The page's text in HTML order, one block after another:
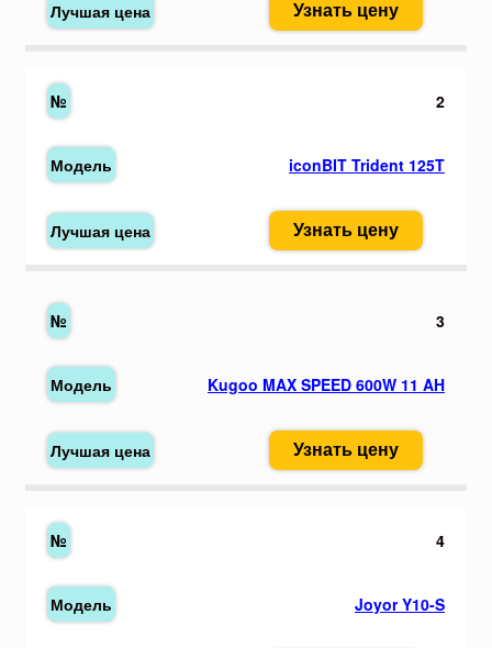
Узнать цену
2
iconBIT Trident 125T
Узнать цену
3
Kugoo MAX SPEED 600W 11 AH
Узнать цену
4
Joyor Y10-S